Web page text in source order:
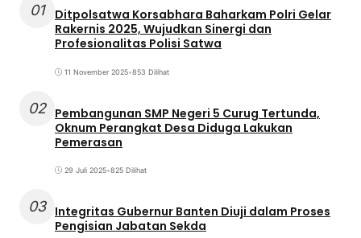
01
Ditpolsatwa Korsabhara Baharkam Polri Gelar
Rakernis 2025, Wujudkan Sinergi dan
Profesionalitas Polisi Satwa
11 November 2025•853 Dilihat
02 Pembangunan SMP Negeri 5 Curug Tertunda,
Oknum Perangkat Desa Diduga Lakukan
Pemerasan
29 Juli 2025•825 Dilihat
03 Integritas Gubernur Banten Diuji dalam Proses
Pengisian Jabatan Sekda